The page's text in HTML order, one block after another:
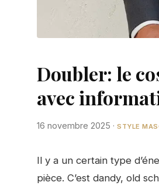
Doubler: le
avec
16 novembre 2025 · STYLE
Il y a un certain type
pièce. C’est dandy, old